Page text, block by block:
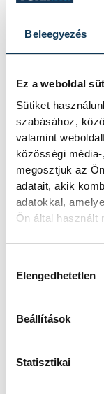
Beleegyezés
Ez a weboldal
Sütiket
szabásához,
valamint
közösségi
megosztjuk az
adatait, akik
adatokkal,
Ön által használt
Elengedhetetlen
Beállítások
Statisztikai